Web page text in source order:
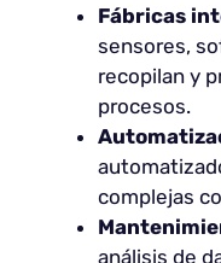
Fábricas
sensores,
recopilan y
procesos.
complejas
análisis de